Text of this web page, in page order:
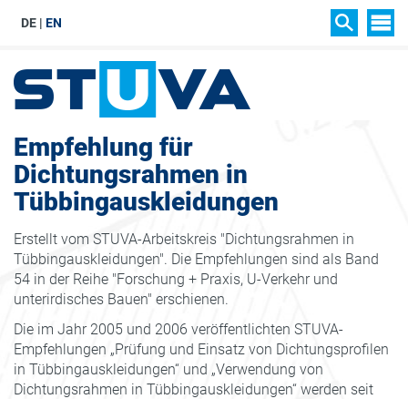
DE EN
Empfehlung für
Dichtungsrahmen in
Tübbingauskleidungen
Erstellt vom STUVA-Arbeitskreis "Dichtungsrahmen in
Tübbingauskleidungen". Die Empfehlungen sind als Band
54 in der Reihe "Forschung + Praxis, U-Verkehr und
unterirdisches Bauen" erschienen.
Die im Jahr 2005 und 2006 veröffentlichten STUVA-
Empfehlungen „Prüfung und Einsatz von Dichtungsprofilen
in Tübbingauskleidungen“ und „Verwendung von
Dichtungsrahmen in Tübbingauskleidungen“ werden seit